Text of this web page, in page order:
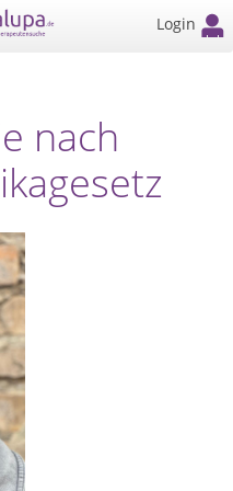
Login
nach